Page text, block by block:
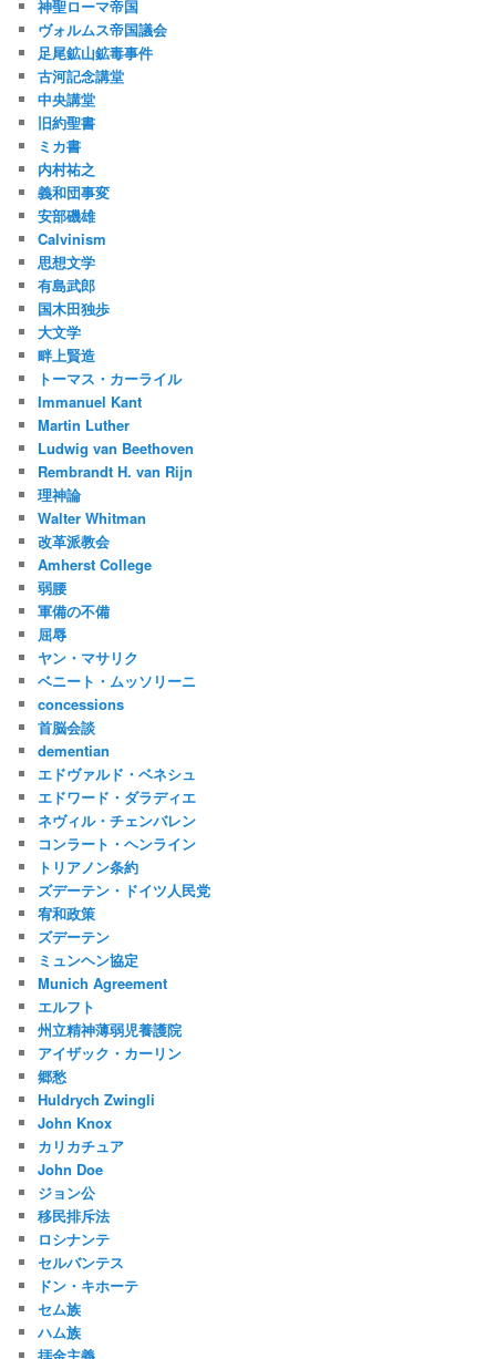
神聖ローマ帝国
ヴォルムス帝国議会
足尾鉱山鉱毒事件
古河記念講堂
中央講堂
旧約聖書
ミカ書
内村祐之
義和団事変
安部磯雄
Calvinism
思想文学
有島武郎
国木田独歩
大文学
畔上賢造
トーマス・カーライル
Immanuel Kant
Martin Luther
Ludwig van Beethoven
Rembrandt H. van Rijn
理神論
Walter Whitman
改革派教会
Amherst College
弱腰
軍備の不備
屈辱
ヤン・マサリク
ベニート・ムッソリーニ
concessions
首脳会談
dementian
エドヴァルド・ベネシュ
エドワード・ダラディエ
ネヴィル・チェンバレン
コンラート・ヘンライン
トリアノン条約
ズデーテン・ドイツ人民党
宥和政策
ズデーテン
ミュンヘン協定
Munich Agreement
エルフト
州立精神薄弱児養護院
アイザック・カーリン
郷愁
Huldrych Zwingli
John Knox
カリカチュア
John Doe
ジョン公
移民排斥法
ロシナンテ
セルバンテス
ドン・キホーテ
セム族
ハム族